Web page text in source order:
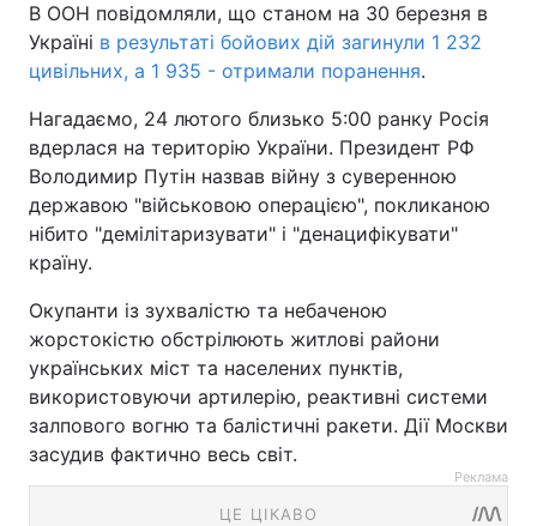
В ООН повідомляли, що станом на 30 березня в
Україні в результаті бойових дій загинули 1 232
цивільних, а 1 935 - отримали поранення.
Нагадаємо, 24 лютого близько 5:00 ранку Росія
вдерлася на територію України. Президент РФ
Володимир Путін назвав війну з суверенною
державою "військовою операцією", покликаною
нібито "демілітаризувати" і "денацифікувати"
країну.
Окупанти із зухвалістю та небаченою
жорстокістю обстрілюють житлові райони
українських міст та населених пунктів,
використовуючи артилерію, реактивні системи
залпового вогню та балістичні ракети. Дії Москви
засудив фактично весь світ.
Реклама